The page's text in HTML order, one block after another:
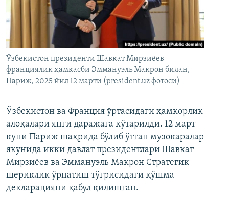
Ўзбекистон президенти Шавкат Мирзиёев
франциялик ҳамкасби Эммануэль Макрон билан,
Париж, 2025 йил 12 марти (president.uz фотоси)
Ўзбекистон ва Франция ўртасидаги ҳамкорлик
алоқалари янги даражага кўтарилди. 12 март
куни Париж шаҳрида бўлиб ўтган музокаралар
якунида икки давлат президентлари Шавкат
Мирзиёев ва Эммануэль Макрон Стратегик
шериклик ўрнатиш тўғрисидаги қўшма
декларацияни қабул қилишган.